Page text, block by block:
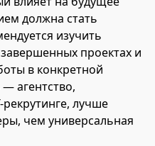
должна стать
изучить
проектах и
в конкретной
агентство,
лучше
чем универсальная